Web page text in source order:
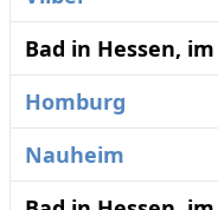
Bad in Hessen,
Homburg
Nauheim